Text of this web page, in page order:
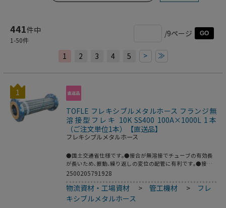
441件中
1-50件
/9ページ GO
1 2 3 4 5 > ≫
1
TOFLE フレキシブルメタルホース フランジ無
溶接型フレキ 10K SS400 100A×1000L 1本
（ご注文単位1本）【直送品】
フレキシブルメタルホース
●国土交通省仕様です｡●接合が無溶接でチューブの有効長
が長いため､振動､繰り返しの変位の配管に有利です｡●接液
部がステンレス製のためサビにくく､耐久性に優れています｡
10000で別途対応致します｡(受注製作品)●配管の芯ズレ吸収
および振動吸収に。●呼び径A:100●呼び径B:4●全長
(mm):1000●適合流体:冷温水・空気●使用温度範囲
2500205791928
物流資材・工場資材 >管工機材 > フレ
キシブルメタルホース